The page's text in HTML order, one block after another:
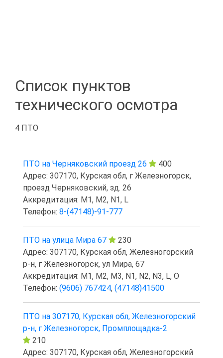
Список пунктов
технического осмотра
4 ПТО
ПТО на Черняковский проезд 26
400
Адрес: 307170, Курская обл, г Железногорск,
проезд Черняковский, зд. 26
Аккредитация: M1, M2, N1, L
Телефон: 8-(47148)-91-777
ПТО на улица Мира 67
230
Адрес: 307170, Курская обл, Железногорский
р-н, г Железногорск, ул Мира, 67
Аккредитация: M1, M2, M3, N1, N2, N3, L, O
Телефон: (9606) 767424, (47148)41500
ПТО на 307170, Курская обл, Железногорский
р-н, г Железногорск, Промплощадка-2
210
Адрес: 307170, Курская обл, Железногорский